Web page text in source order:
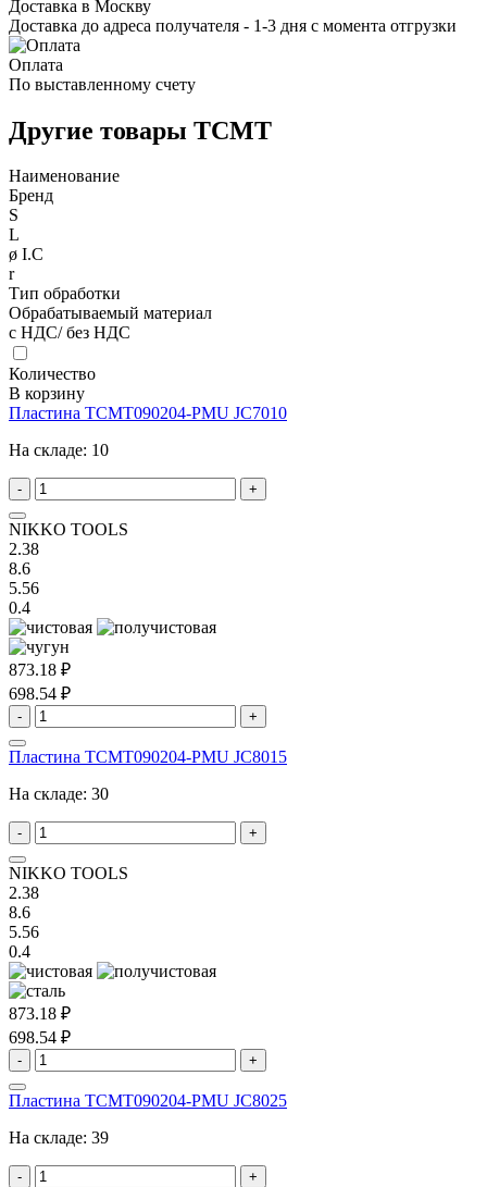
Доставка в Москву
Доставка до адреса получателя - 1-3 дня с момента отгрузки
Оплата
По выставленному счету
Другие товары TCMT
Наименование
Бренд
S
L
ø I.C
r
Тип обработки
Обрабатываемый материал
с НДС/ без НДС
Количество
В корзину
Пластина TCMT090204-PMU JC7010
На складе: 10
- +
NIKKO TOOLS
2.38
8.6
5.56
0.4
873.18 ₽
698.54 ₽
- +
Пластина TCMT090204-PMU JC8015
На складе: 30
- +
NIKKO TOOLS
2.38
8.6
5.56
0.4
873.18 ₽
698.54 ₽
- +
Пластина TCMT090204-PMU JC8025
На складе: 39
- +